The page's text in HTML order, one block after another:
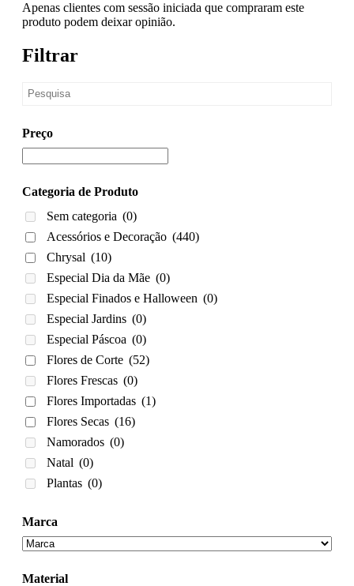
Apenas clientes com sessão iniciada que compraram este
produto podem deixar opinião.
Filtrar
Preço
Categoria de Produto
Sem categoria (0)
Acessórios e Decoração (440)
Chrysal (10)
Especial Dia da Mãe (0)
Especial Finados e Halloween (0)
Especial Jardins (0)
Especial Páscoa (0)
Flores de Corte (52)
Flores Frescas (0)
Flores Importadas (1)
Flores Secas (16)
Namorados (0)
Natal (0)
Plantas (0)
Marca
Material